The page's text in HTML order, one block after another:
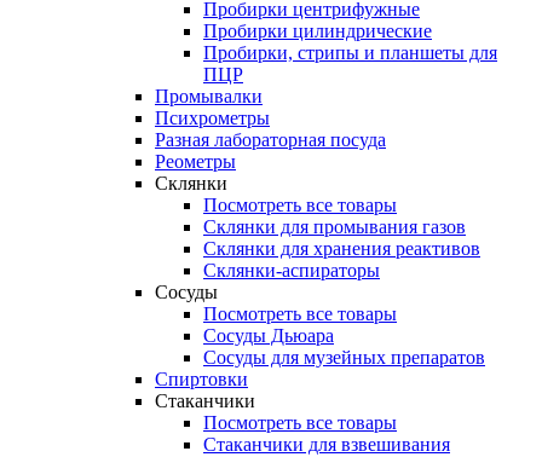
Пробирки центрифужные
Пробирки цилиндрические
Пробирки, стрипы и планшеты для
ПЦР
Промывалки
Психрометры
Разная лабораторная посуда
Реометры
Склянки
Посмотреть все товары
Склянки для промывания газов
Склянки для хранения реактивов
Склянки-аспираторы
Сосуды
Посмотреть все товары
Сосуды Дьюара
Сосуды для музейных препаратов
Спиртовки
Стаканчики
Посмотреть все товары
Стаканчики для взвешивания